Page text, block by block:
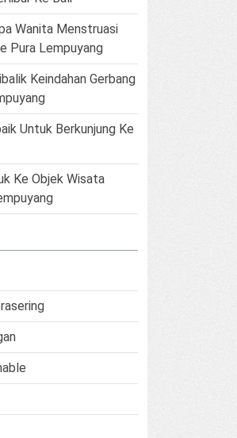
Wanita Menstruasi
Pura Lempuyang
Keindahan Gerbang
Untuk Berkunjung Ke
Ke Objek Wisata